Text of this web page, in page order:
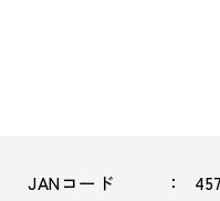
JANコード